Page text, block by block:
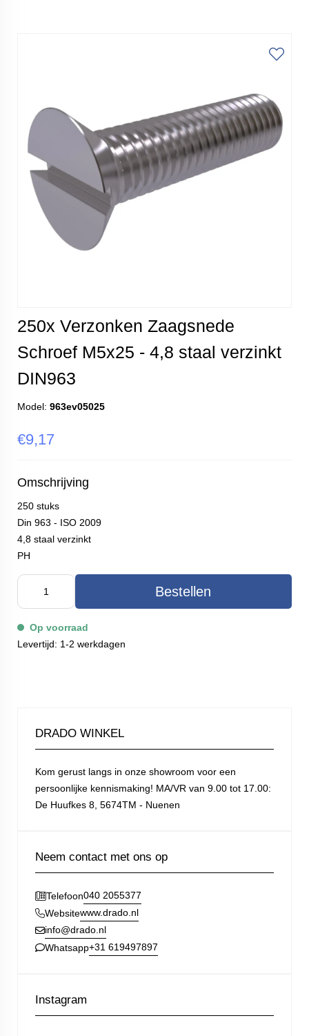
250x Verzonken Zaagsnede
Schroef M5x25 - 4,8 staal verzinkt
DIN963
Model: 963ev05025
€9,17
Omschrijving
250 stuks
Din 963 - ISO 2009
4,8 staal verzinkt
PH
Bestellen
Op voorraad
Levertijd: 1-2 werkdagen
DRADO WINKEL
Kom gerust langs in onze showroom voor een
persoonlijke kennismaking! MA/VR van 9.00 tot 17.00:
De Huufkes 8, 5674TM - Nuenen
Neem contact met ons op
Telefoon040 2055377
Websitewww.drado.nl
info@drado.nl
Whatsapp+31 619497897
Instagram